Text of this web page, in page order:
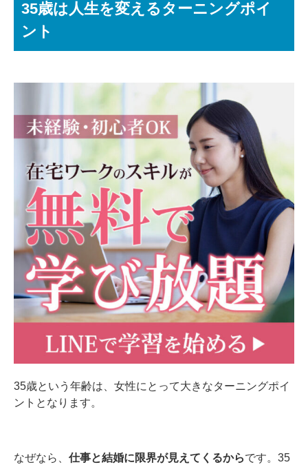
35歳は人生を変えるターニングポイ
ント
35歳という年齢は、女性にとって大きなターニングポイ
ントとなります。
なぜなら、 仕事と結婚に限界が見えてくるからです。35